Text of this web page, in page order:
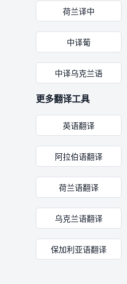
荷兰译中
中译葡
中译乌克兰语
更多翻译工具
英语翻译
阿拉伯语翻译
荷兰语翻译
乌克兰语翻译
保加利亚语翻译